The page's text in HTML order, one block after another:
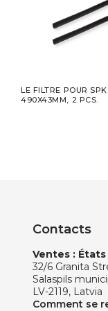
LE FILTRE POUR
490X43MM, 2 PCS.
Contacts
Ventes :
32/6 Granita
Salaspils
LV-2119, Latvia
Comment se